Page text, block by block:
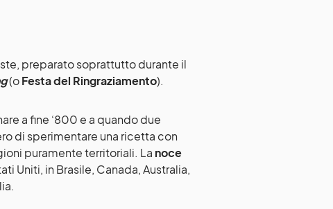
preparato soprattutto durante il
(oFesta del Ringraziamento).
a fine ‘800 e a quando due
di sperimentare una ricetta con
puramente territoriali. La noce
Uniti, in Brasile, Canada, Australia,